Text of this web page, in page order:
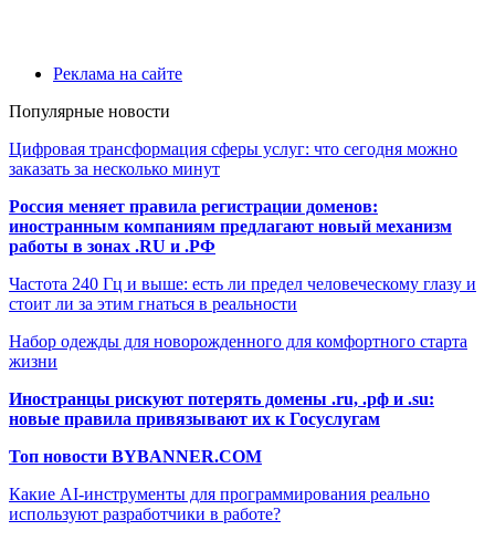
Реклама на сайте
Популярные новости
Цифровая трансформация сферы услуг: что сегодня можно
заказать за несколько минут
Россия меняет правила регистрации доменов:
иностранным компаниям предлагают новый механизм
работы в зонах .RU и .РФ
Частота 240 Гц и выше: есть ли предел человеческому глазу и
стоит ли за этим гнаться в реальности
Набор одежды для новорожденного для комфортного старта
жизни
Иностранцы рискуют потерять домены .ru, .рф и .su:
новые правила привязывают их к Госуслугам
Топ новости BYBANNER.COM
Какие AI-инструменты для программирования реально
используют разработчики в работе?